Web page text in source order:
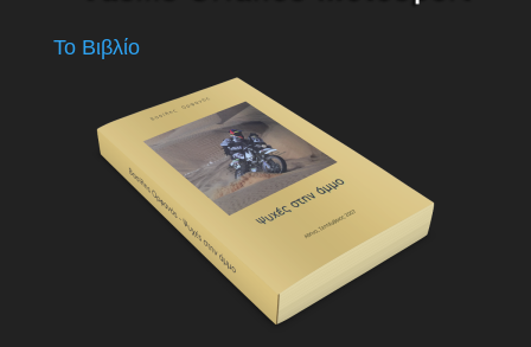
Το Βιβλίο